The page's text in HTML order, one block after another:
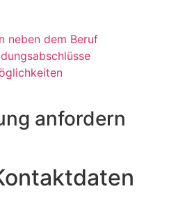
neben dem Beruf
anfordern